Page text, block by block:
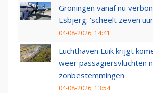
Groningen vanaf nu
Esbjerg: 'scheelt zeven
04-08-2026, 14:41
Luchthaven Luik krijgt
weer passagiersvluchten
zonbestemmingen
04-08-2026, 13:54